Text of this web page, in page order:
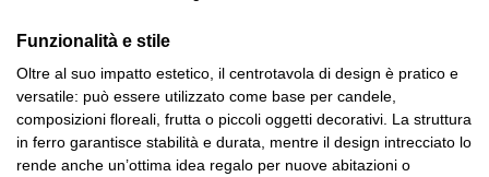
Funzionalità e stile
Oltre al suo impatto estetico, il centrotavola di design è pratico e
versatile: può essere utilizzato come base per candele,
composizioni floreali, frutta o piccoli oggetti decorativi. La struttura
in ferro garantisce stabilità e durata, mentre il design intrecciato lo
rende anche un’ottima idea regalo per nuove abitazioni o